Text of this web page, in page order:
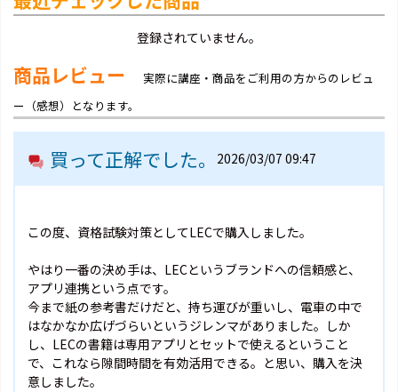
登録されていません。
商品レビュー
実際に講座・商品をご利用の方からのレビュ
ー（感想）となります。
買って正解でした。 2026/03/07 09:47
この度、資格試験対策としてLECで購入しました。
やはり一番の決め手は、LECというブランドへの信頼感と、
アプリ連携という点です。
今まで紙の参考書だけだと、持ち運びが重いし、電車の中で
はなかなか広げづらいというジレンマがありました。しか
し、LECの書籍は専用アプリとセットで使えるということ
で、これなら隙間時間を有効活用できる。と思い、購入を決
意しました。